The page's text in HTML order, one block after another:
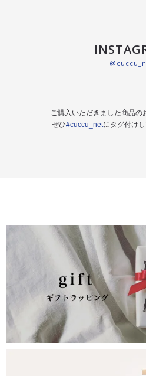
ご購入いただきました商品
ぜひ#cuccu_netにタグ付け